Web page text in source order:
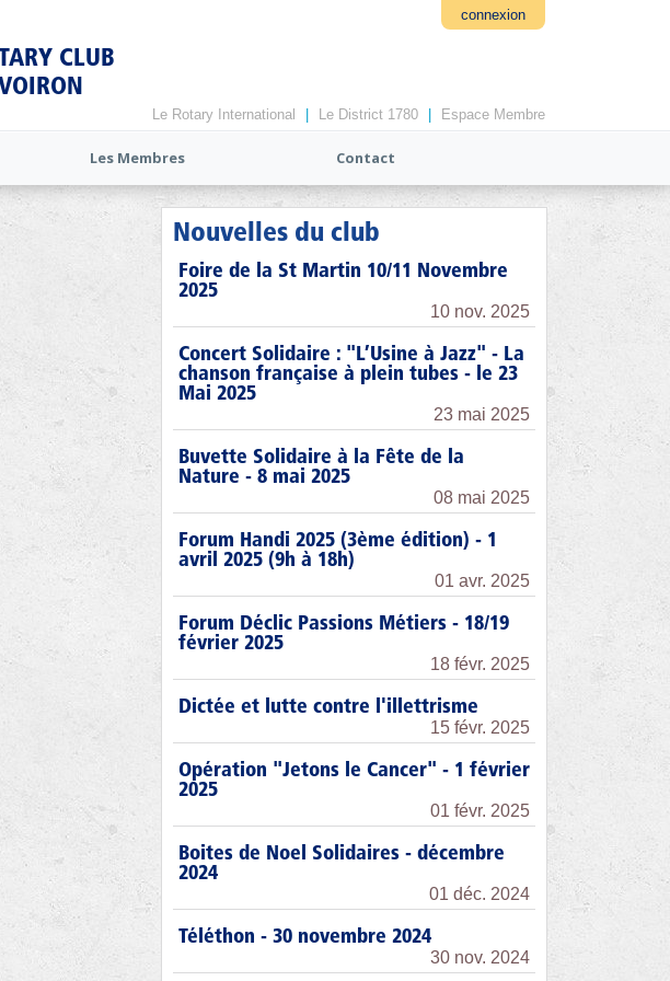
CLUB
connexion
Le Rotary International Le District 1780 Espace Membre
Les Membres Contact
Nouvelles du club
Foire de la St Martin 10/11 Novembre
2025
10 nov. 2025
Concert Solidaire : "L’Usine à Jazz" - La
chanson française à plein tubes - le 23
Mai 2025
23 mai 2025
Buvette Solidaire à la Fête de la
Nature - 8 mai 2025
08 mai 2025
Forum Handi 2025 (3ème édition) - 1
avril 2025 (9h à 18h)
01 avr. 2025
Forum Déclic Passions Métiers - 18/19
février 2025
18 févr. 2025
Dictée et lutte contre l'illettrisme
15 févr. 2025
Opération "Jetons le Cancer" - 1 février
2025
01 févr. 2025
Boites de Noel Solidaires - décembre
2024
01 déc. 2024
Téléthon - 30 novembre 2024
30 nov. 2024